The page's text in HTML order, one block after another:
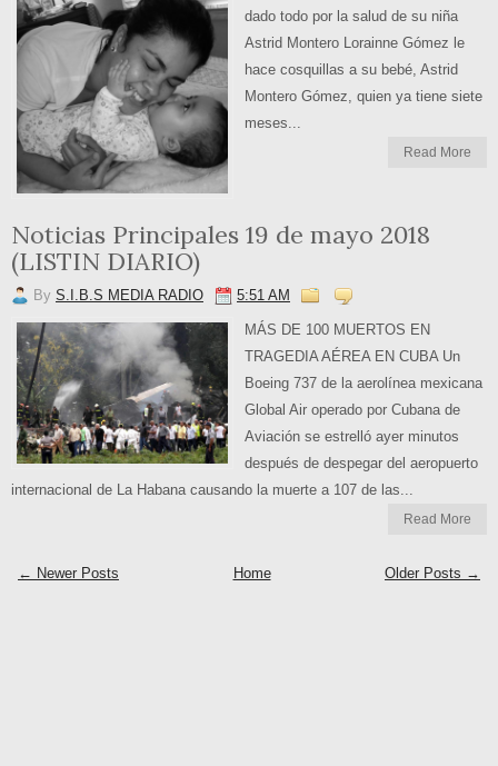
dado todo por la salud de su niña
Astrid Montero Lorainne Gómez le
hace cosquillas a su bebé, Astrid
Montero Gómez, quien ya tiene siete
meses...
Read More
Noticias Principales 19 de mayo 2018
(LISTIN DIARIO)
By S.I.B.S MEDIA RADIO 5:51 AM
MÁS DE 100 MUERTOS EN
TRAGEDIA AÉREA EN CUBA Un
Boeing 737 de la aerolínea mexicana
Global Air operado por Cubana de
Aviación se estrelló ayer minutos
después de despegar del aeropuerto
internacional de La Habana causando la muerte a 107 de las...
Read More
← Newer Posts Older Posts →
Home